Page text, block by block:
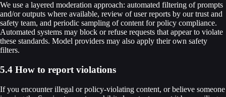
We use a layered moderation approach: automated filtering of prompts
and/or outputs where available, review of user reports by our trust and
safety team, and periodic sampling of content for policy compliance.
Automated systems may block or refuse requests that appear to violate
these standards. Model providers may also apply their own safety
filters.
5.4 How to report violations
If you encounter illegal or policy-violating content, or believe someone